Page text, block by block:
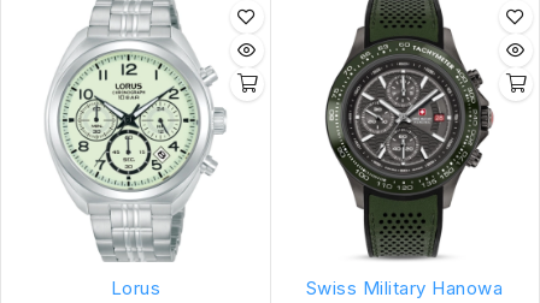
Lorus
Swiss Military Hanowa